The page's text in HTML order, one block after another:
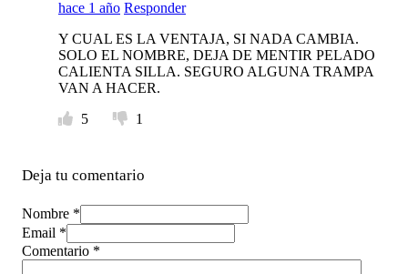
hace 1 año Responder
Y CUAL ES LA VENTAJA, SI NADA CAMBIA.
SOLO EL NOMBRE, DEJA DE MENTIR PELADO
CALIENTA SILLA. SEGURO ALGUNA TRAMPA
VAN A HACER.
5
1
Deja tu comentario
Nombre *
Email *
Comentario *